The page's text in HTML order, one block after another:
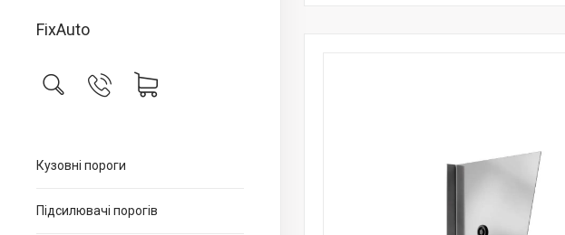
FixAuto
Кузовні пороги
Підсилювачі порогів